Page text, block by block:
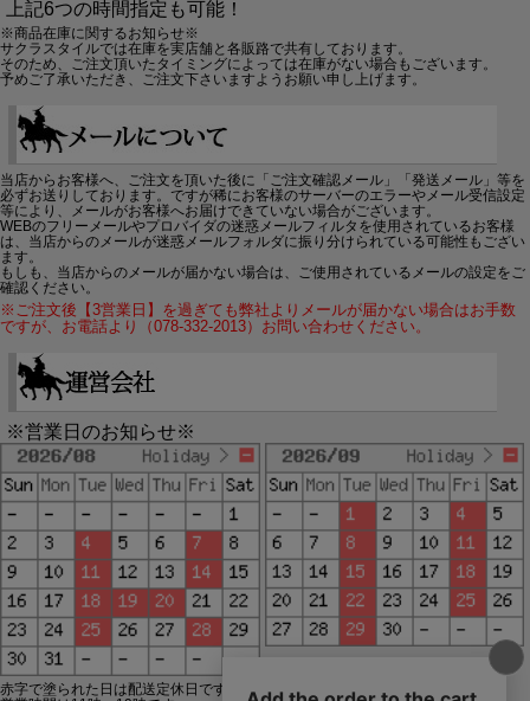
上記6つの時間指定も可能！
※商品在庫に関するお知らせ※
サクラスタイルでは在庫を実店舗と各販路で共有しております。
そのため、ご注文頂いたタイミングによっては在庫がない場合もございます。
予めご了承いただき、ご注文下さいますようお願い申し上げます。
当店からお客様へ、ご注文を頂いた後に「ご注文確認メール」「発送メール」等を
必ずお送りしております。ですが稀にお客様のサーバーのエラーやメール受信設定
等により、メールがお客様へお届けできていない場合がございます。
WEBのフリーメールやプロバイダの迷惑メールフィルタを使用されているお客様
は、当店からのメールが迷惑メールフォルダに振り分けられている可能性もござい
ます。
もしも、当店からのメールが届かない場合は、ご使用されているメールの設定をご
確認ください。
※ご注文後【3営業日】を過ぎても弊社よりメールが届かない場合はお手数
ですが、お電話より（078-332-2013）お問い合わせください。
※営業日のお知らせ※
赤字で塗られた日は配送定休日です。